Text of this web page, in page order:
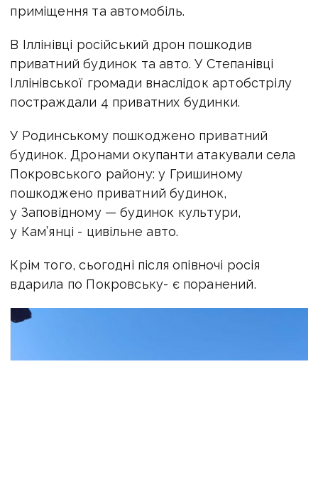
приміщення та автомобіль.
В Іллінівці російський дрон пошкодив
приватний будинок та авто. У Степанівці
Іллінівської громади внаслідок артобстрілу
постраждали 4 приватних будинки.
У Родинському пошкоджено приватний
будинок. Дронами окупанти атакували села
Покровського району: у Гришиному
пошкоджено приватний будинок,
у Заповідному — будинок культури,
у Кам’янці - цивільне авто.
Крім того, сьогодні після опівночі росія
вдарила по Покровську- є поранений.